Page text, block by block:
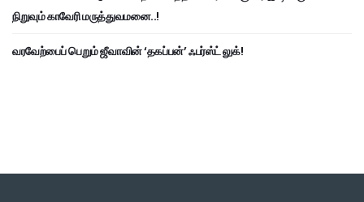
நிறுவும் காவேரி மருத்துவமனை..!
வரவேற்பைப் பெறும் ஜீவாவின் ‘தகப்பன்’ ஃபர்ஸ்ட் லுக்!